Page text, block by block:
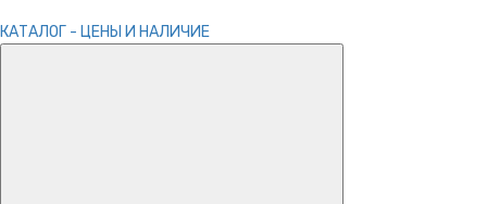
КАТАЛОГ - ЦЕНЫ И НАЛИЧИЕ